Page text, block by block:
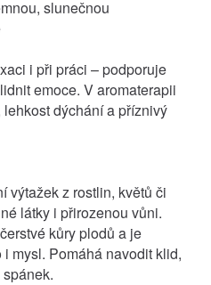
slunečnou
i při práci – podporuje
emoce. V aromaterapii
dýchání a příznivý
výtažek z rostlin, květů či
látky i přirozenou vůni.
kůry plodů a je
mysl. Pomáhá navodit klid,